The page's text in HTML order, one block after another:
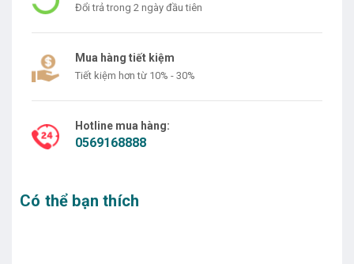
Đổi trả trong 2 ngày đầu tiên
Mua hàng tiết kiệm
Tiết kiệm hơn từ 10% - 30%
Hotline mua hàng:
0569168888
Có thể bạn thích